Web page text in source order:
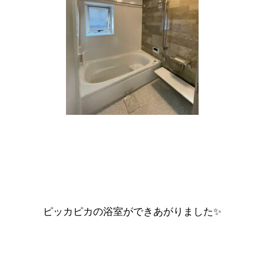
ピッカピカの浴室ができあがりました✨